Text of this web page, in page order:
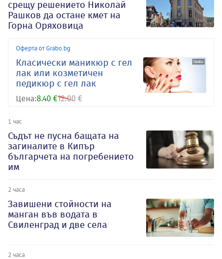
срещу решението Николай
Рашков да остане кмет на
Горна Оряховица
Оферта от Grabo.bg
Класически маникюр с гел
лак или козметичен
педикюр с гел лак
Цена:8.40 €12.00 €
1 час
Съдът не пусна бащата на
загиналите в Кипър
българчета на погребението
им
2 часа
Завишени стойности на
манган във водата в
Свиленград и две села
2 часа